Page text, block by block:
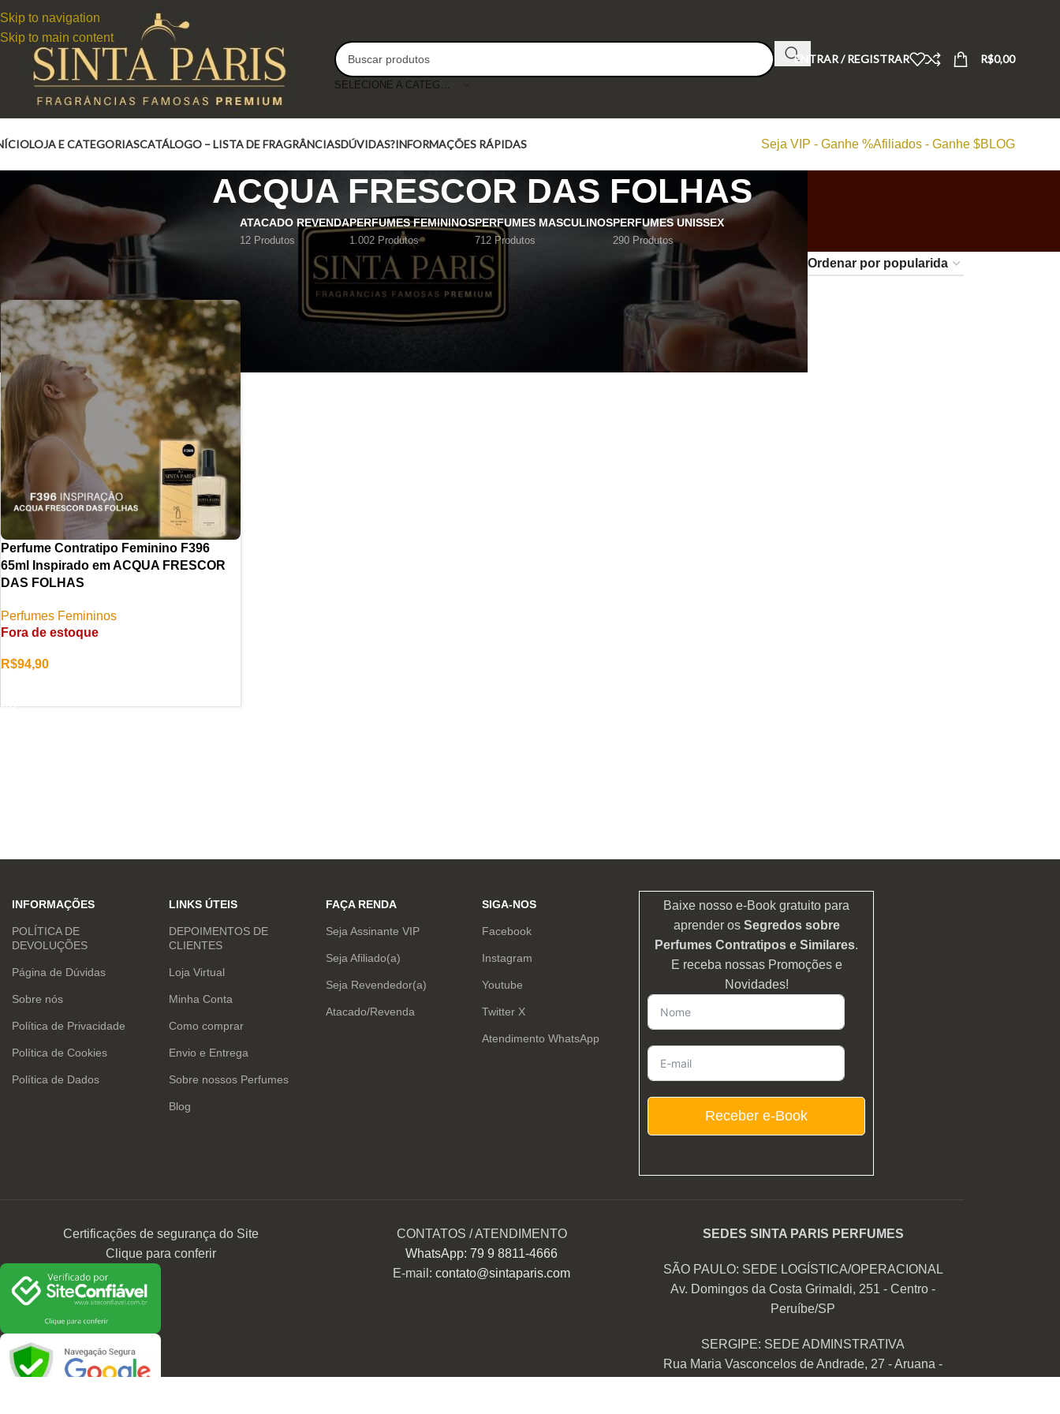
Skip to navigation
Skip to main content
SELECIONE A CATEGORIA
ENTRAR / REGISTRAR R$0,00
LOJA E CATEGORIASCATÁLOGO – LISTA DE FRAGRÂNCIASDÚVIDAS?INFORMAÇÕES RÁPIDAS Seja VIP - Ganhe %Afiliados - Ganhe $BLOG
ACQUA FRESCOR DAS FOLHAS
ATACADO REVENDA
12 Produtos
PERFUMES FEMININOS
1.002 Produtos
PERFUMES MASCULINOS
712 Produtos
PERFUMES UNISSEX
290 Produtos
ACQUA FRESCOR DAS FOLHAS Mostrar 9 12 18 24
Perfume Contratipo Feminino F396
65ml Inspirado em ACQUA FRESCOR
DAS FOLHAS
Perfumes Femininos
Fora de estoque
R$94,90
INFORMAÇÕES
POLÍTICA DE
DEVOLUÇÕES
Página de Dúvidas
Sobre nós
Política de Privacidade
Política de Cookies
Política de Dados
LINKS ÚTEIS
DEPOIMENTOS DE
CLIENTES
Loja Virtual
Minha Conta
Como comprar
Envio e Entrega
Sobre nossos Perfumes
Blog
FAÇA RENDA
Seja Assinante VIP
Seja Afiliado(a)
Seja Revendedor(a)
Atacado/Revenda
SIGA-NOS
Facebook
Instagram
Youtube
Twitter X
Atendimento WhatsApp
Baixe nosso e-Book gratuito para
aprender os Segredos sobre
Perfumes Contratipos e Similares.
E receba nossas Promoções e
Novidades!
Receber e-Book
Certificações de segurança do Site
Clique para conferir
CONTATOS / ATENDIMENTO
WhatsApp: 79 9 8811-4666
E-mail:contato@sintaparis.com
SEDES SINTA PARIS PERFUMES
SÃO PAULO: SEDE LOGÍSTICA/OPERACIONAL
Av. Domingos da Costa Grimaldi, 251 - Centro -
Peruíbe/SP
SERGIPE: SEDE ADMINSTRATIVA
Rua Maria Vasconcelos de Andrade, 27 - Aruana -